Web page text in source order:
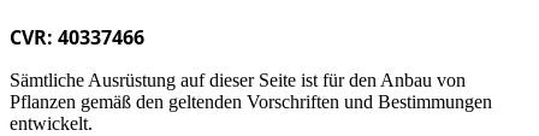
CVR: 40337466
Sämtliche Ausrüstung auf dieser Seite ist für den Anbau von
Pflanzen gemäß den geltenden Vorschriften und Bestimmungen
entwickelt.